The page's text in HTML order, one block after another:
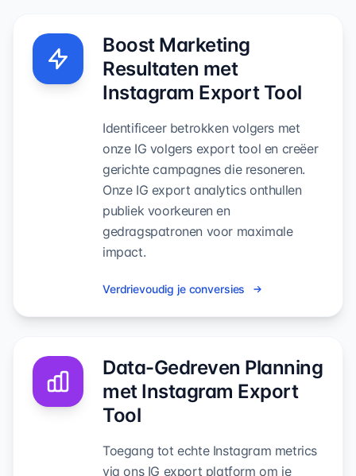
Boost Marketing
Resultaten met
Instagram Export Tool
Identificeer betrokken volgers met
onze IG volgers export tool en creëer
gerichte campagnes die resoneren.
Onze IG export analytics onthullen
publiek voorkeuren en
gedragspatronen voor maximale
impact.
Verdrievoudig je conversies
Data-Gedreven Planning
met Instagram Export
Tool
Toegang tot echte Instagram metrics
via ons IG export platform om je